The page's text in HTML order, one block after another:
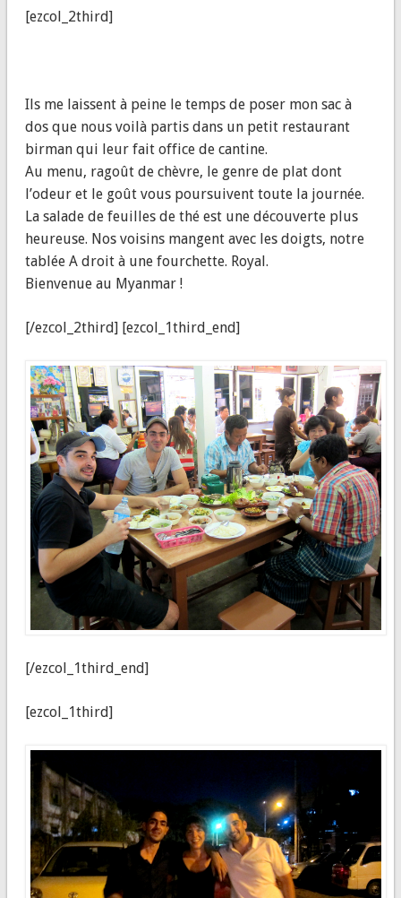
[ezcol_2third]
Ils me laissent à peine le temps de poser mon sac à
dos que nous voilà partis dans un petit restaurant
birman qui leur fait office de cantine.
Au menu, ragoût de chèvre, le genre de plat dont
l’odeur et le goût vous poursuivent toute la journée.
La salade de feuilles de thé est une découverte plus
heureuse. Nos voisins mangent avec les doigts, notre
tablée A droit à une fourchette. Royal.
Bienvenue au Myanmar !
[/ezcol_2third] [ezcol_1third_end]
[/ezcol_1third_end]
[ezcol_1third]